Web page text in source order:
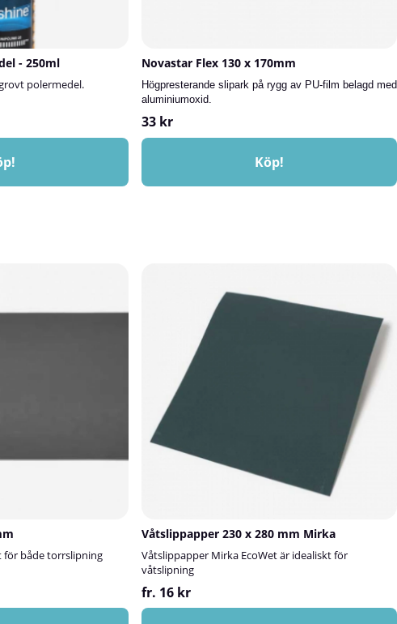
- 250ml
polermedel.
Novastar Flex 130 x 170mm
Högpresterande slipark på rygg av PU-film belagd med
aluminiumoxid.
33 kr
Köp!
för både torrslipning
Våtslippapper 230 x 280 mm Mirka
Våtslippapper Mirka EcoWet är idealiskt för
våtslipning
fr. 16 kr